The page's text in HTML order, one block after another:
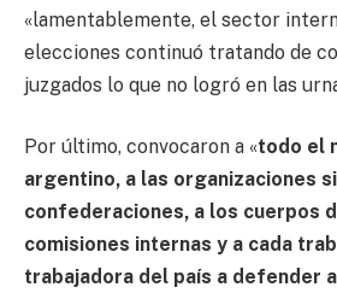
«lamentablemente, el sector
elecciones continuó tratando de
juzgados lo que no logró en las
Por último, convocaron a «todo el
argentino, a las organizaciones
confederaciones, a los cuerpos
comisiones internas y a cada
trabajadora del país a defender a